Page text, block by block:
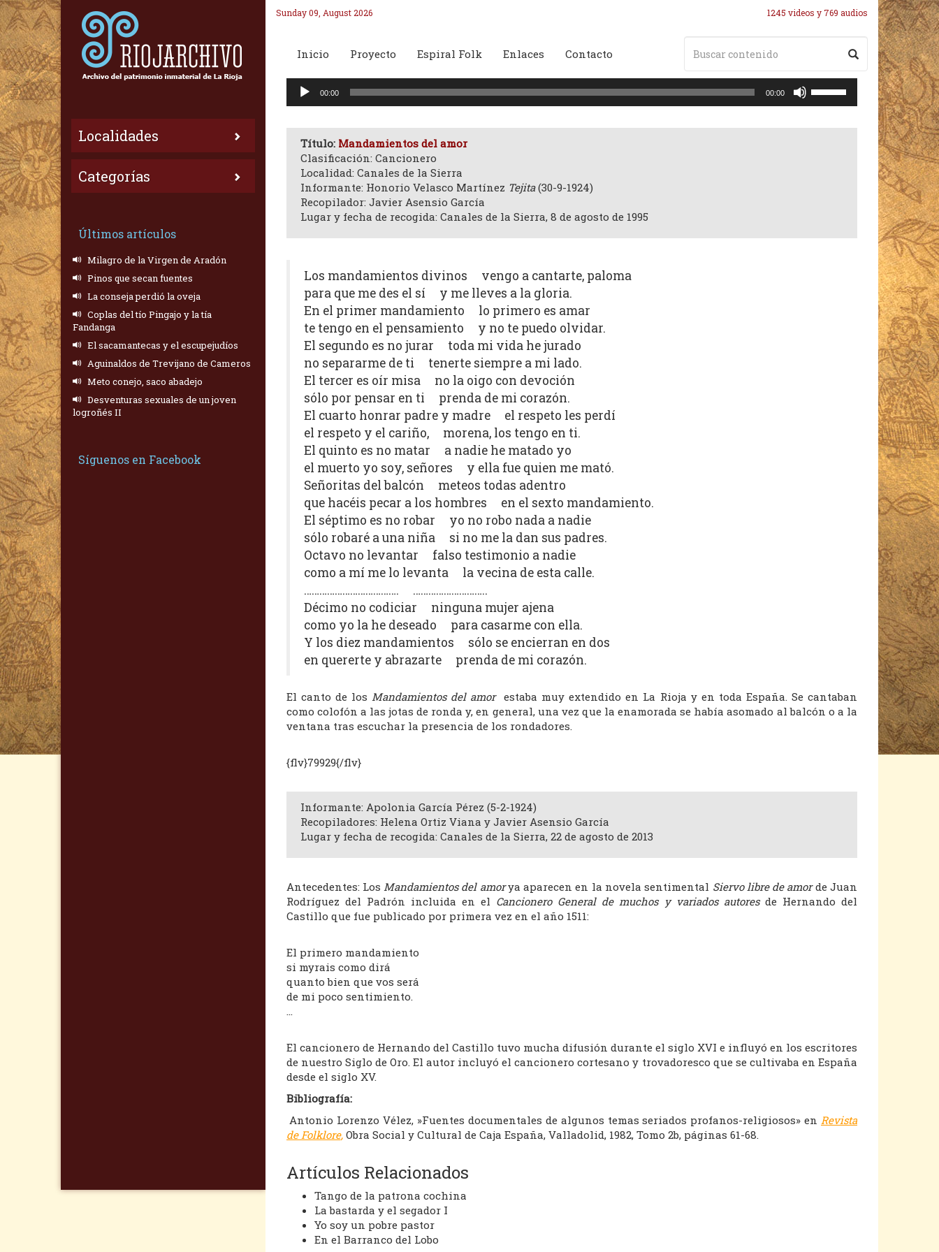
Localidades
Categorías
Últimos artículos
Milagro de la Virgen de Aradón
Pinos que secan fuentes
La conseja perdió la oveja
Coplas del tío Pingajo y la tía
Fandanga
El sacamantecas y el escupejudíos
Aguinaldos de Trevijano de Cameros
Meto conejo, saco abadejo
Desventuras sexuales de un joven
logroñés II
Síguenos en Facebook
Sunday 09, August 2026 1245 videos y 769 audios
Inicio Proyecto Espiral Folk Enlaces Contacto
Reproductor
00:00 00:00
de
Título: Mandamientos del amor
Clasificación: Cancionero
Localidad: Canales de la Sierra
Informante: Honorio Velasco Martínez Tejita(30-9-1924)
Recopilador: Javier Asensio García
Lugar y fecha de recogida: Canales de la Sierra, 8 de agosto de 1995
Los mandamientos divinos vengo a cantarte, paloma
para que me des el sí y me lleves a la gloria.
En el primer mandamiento lo primero es amar
te tengo en el pensamiento y no te puedo olvidar.
El segundo es no jurar toda mi vida he jurado
no separarme de ti tenerte siempre a mi lado.
El tercer es oír misa no la oigo con devoción
sólo por pensar en ti prenda de mi corazón.
El cuarto honrar padre y madre el respeto les perdí
el respeto y el cariño, morena, los tengo en ti.
El quinto es no matar a nadie he matado yo
el muerto yo soy, señores y ella fue quien me mató.
Señoritas del balcón meteos todas adentro
que hacéis pecar a los hombres en el sexto mandamiento.
El séptimo es no robar yo no robo nada a nadie
sólo robaré a una niña si no me la dan sus padres.
Octavo no levantar falso testimonio a nadie
como a mí me lo levanta la vecina de esta calle.
………………………………. ………………………..
Décimo no codiciar ninguna mujer ajena
como yo la he deseado para casarme con ella.
Y los diez mandamientos sólo se encierran en dos
en quererte y abrazarte prenda de mi corazón.
El canto de los Mandamientos del amorestaba muy extendido en La Rioja y en toda España. Se cantaban
como colofón a las jotas de ronda y, en general, una vez que la enamorada se había asomado al balcón o a la
ventana tras escuchar la presencia de los rondadores.
{flv}79929{/flv}
Informante: Apolonia García Pérez (5-2-1924)
Recopiladores: Helena Ortiz Viana y Javier Asensio García
Lugar y fecha de recogida: Canales de la Sierra, 22 de agosto de 2013
Antecedentes: LosMandamientos del amorya aparecen en la novela sentimental Siervo libre de amorde Juan
Rodríguez del Padrón incluida en el Cancionero General de muchos y variados autores de Hernando del
Castillo que fue publicado por primera vez en el año 1511:
El primero mandamiento
si myrais como dirá
quanto bien que vos será
de mi poco sentimiento.
…
El cancionero de Hernando del Castillo tuvo mucha difusión durante el siglo XVI e influyó en los escritores
de nuestro Siglo de Oro. El autor incluyó el cancionero cortesano y trovadoresco que se cultivaba en España
desde el siglo XV.
Bibliografía:
Antonio Lorenzo Vélez, »Fuentes documentales de algunos temas seriados profanos-religiosos» en Revista
de Folklore,Obra Social y Cultural de Caja España, Valladolid, 1982, Tomo 2b, páginas 61-68.
Artículos Relacionados
Tango de la patrona cochina
La bastarda y el segador I
Yo soy un pobre pastor
En el Barranco del Lobo